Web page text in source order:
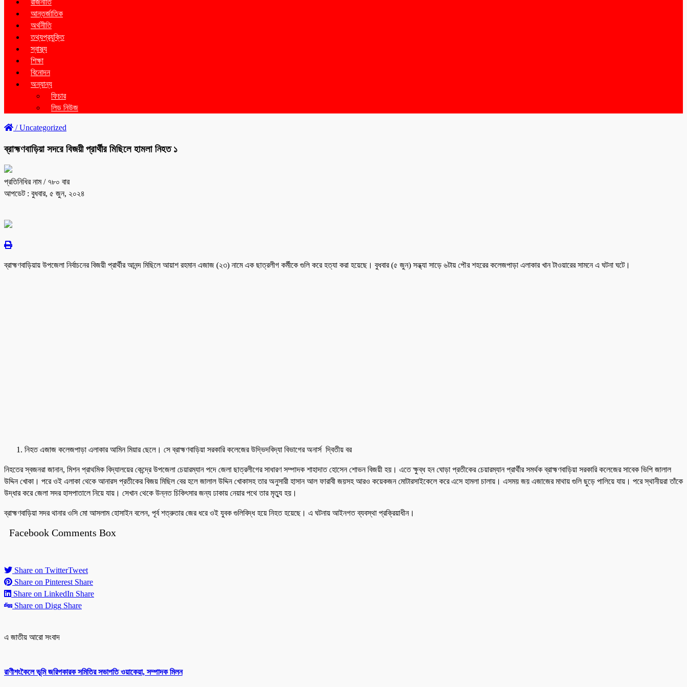
রাজনীতি
আন্তর্জাতিক
অর্থনীতি
তথ্যপ্রযুক্তি
স্বাস্থ্য
শিক্ষা
বিনোদন
অন্যান্য
ফিচার
লিড নিউজ
/Uncategorized
ব্রাহ্মণবাড়িয়া সদরে বিজয়ী প্রার্থীর মিছিলে হামলা নিহত ১
প্রতিনিধির নাম/ ৭৮০ বার
আপডেট : বুধবার, ৫ জুন, ২০২৪
ব্রাহ্মণবাড়িয়ায় উপজেলা নির্বাচনের বিজয়ী প্রার্থীর আনন্দ মিছিলে আয়াশ রহমান এজাজ (২৩) নামে এক ছাত্রলীগ কর্মীকে গুলি করে হত্যা করা হয়েছে। বুধবার (৫ জুন) সন্ধ্যা সাড়ে ৬টায় পৌর শহরের কলেজপাড়া এলাকার খান টাওয়ারের সামনে এ ঘটনা ঘটে।
নিহত এজাজ কলেজপাড়া এলাকার আমিন মিয়ার ছেলে। সে ব্রাহ্মণবাড়িয়া সরকারি কলেজের উদ্ভিদবিদ্যা বিভাগের অনার্স দ্বিতীয় বর
নিহতের স্বজনরা জানান, মিশন প্রাথমিক বিদ্যালয়ের কেন্দ্রে উপজেলা চেয়ারম্যান পদে জেলা ছাত্রলীগের সাধারণ সম্পাদক শাহাদাত হোসেন শোভন বিজয়ী হয়। এতে ক্ষুব্ধ হন ঘোড়া প্রতীকের চেয়ারম্যান প্রার্থীর সমর্থক ব্রাহ্মণবাড়িয়া সরকারি কলেজের সাবেক ভিপি জালাল
উদ্দিন খোকা। পরে ওই এলাকা থেকে আনারস প্রতীকের বিজয় মিছিল বের হলে জালাল উদ্দিন খোকাসহ তার অনুসারী হাসান আল ফারাবী জয়সহ আরও কয়েকজন মোটারসাইকেলে করে এসে হামলা চালায়। এসময় জয় এজাজের মাথায় গুলি ছুড়ে পালিয়ে যায়। পরে স্থানীয়রা তাঁকে
উদ্ধার করে জেলা সদর হাসপাতালে নিয়ে যায়। সেখান থেকে উন্নত চিকিৎসার জন্য ঢাকায় নেয়ার পথে তার মৃত্যু হয়।
ব্রাহ্মণবাড়িয়া সদর থানার ওসি মো আসলাম হোসাইন বলেন, পূর্ব শত্রুতার জের ধরে ওই যুবক গুলিবিদ্ধ হয়ে নিহত হয়েছে। এ ঘটনায় আইনগত ব্যবস্থা প্রক্রিয়াধীন।
Facebook Comments Box
Share on TwitterTweet
Share on Pinterest Share
Share on LinkedIn Share
Share on Digg Share
এ জাতীয় আরো সংবাদ
রাণীশংকৈলে ভূমি জরিপকারক সমিতির সভাপতি ওয়াকেয়া, সম্পাদক মিলন